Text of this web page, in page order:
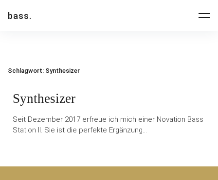
überspringen
bass.
Schlagwort: Synthesizer
Synthesizer
Seit Dezember 2017 erfreue ich mich einer Novation Bass
Station II. Sie ist die perfekte Ergänzung…